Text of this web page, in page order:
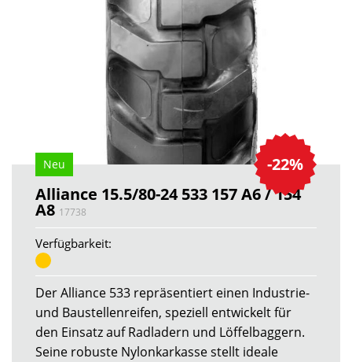
-22%
Neu
Alliance 15.5/80-24 533 157 A6 / 154
A8 17738
Verfügbarkeit:
Der Alliance 533 repräsentiert einen Industrie-
und Baustellenreifen, speziell entwickelt für
den Einsatz auf Radladern und Löffelbaggern.
Seine robuste Nylonkarkasse stellt ideale